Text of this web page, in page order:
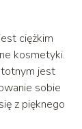
ciężkim
kosmetyki.
jest
sobie
z pięknego